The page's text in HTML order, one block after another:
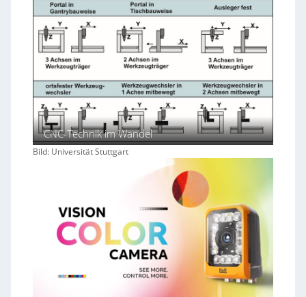
CNC-Technik im Wandel
Bild: Universität Stuttgart